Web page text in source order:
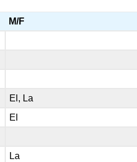
M/F
El, La
El
La